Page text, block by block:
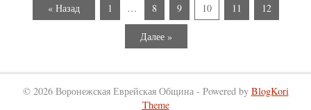
« Назад 1 … 8 9 10 11 12
Далее »
© 2026 Воронежская Еврейская Община - Powered by BlogKori
Theme